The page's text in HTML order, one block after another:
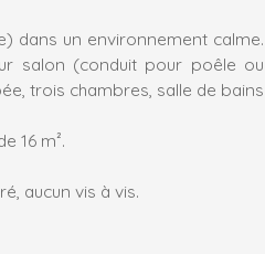
dans un environnement calme.
salon (conduit pour poêle ou
trois chambres, salle de bains
16 m².
aucun vis à vis.